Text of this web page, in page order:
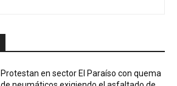
Protestan en sector El Paraíso con quema